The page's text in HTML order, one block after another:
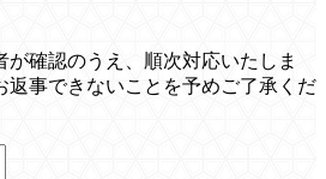
が確認のうえ、順次対応いたしま
返事できないことを予めご了承くだ